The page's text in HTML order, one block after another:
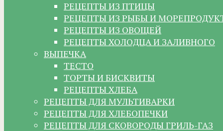
РЕЦЕПТЫ ИЗ ПТИЦЫ
РЕЦЕПТЫ ИЗ РЫБЫ И
РЕЦЕПТЫ ИЗ ОВОЩЕЙ
РЕЦЕПТЫ ХОЛОДЦА И ЗАЛИВНОГО
ВЫПЕЧКА
ТЕСТО
ТОРТЫ И БИСКВИТЫ
РЕЦЕПТЫ ХЛЕБА
РЕЦЕПТЫ ДЛЯ МУЛЬТИВАРКИ
РЕЦЕПТЫ ДЛЯ ХЛЕБОПЕЧКИ
РЕЦЕПТЫ ДЛЯ СКОВОРОДЫ ГРИЛЬ-ГАЗ